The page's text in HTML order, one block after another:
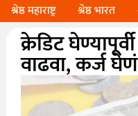
श्रेष्ठ महाराष्ट्र
श्रेष्ठ भारत
क्रेडिट
वाढवा, कर्ज